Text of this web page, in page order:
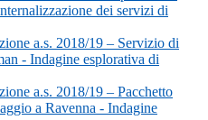
dei servizi di
a.s. 2018/19 – Servizio di
- Indagine esplorativa di
a.s. 2018/19 – Pacchetto
a Ravenna - Indagine